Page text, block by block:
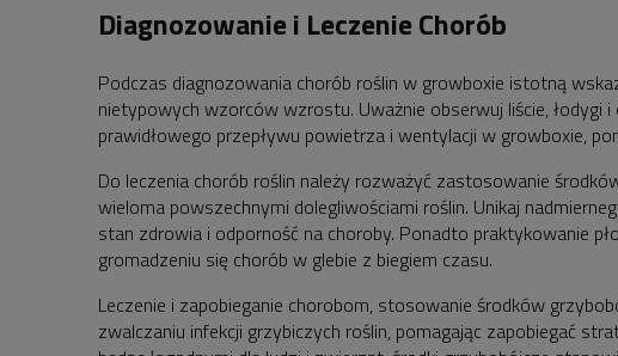
Diagnozowanie i Leczenie Chorób
Podczas diagnozowania chorób roślin w growboxie istotną
nietypowych wzorców wzrostu. Uważnie obserwuj liście,
prawidłowego przepływu powietrza i wentylacji w growboxie,
Do leczenia chorób roślin należy rozważyć zastosowanie
wieloma powszechnymi dolegliwościami roślin. Unikaj
stan zdrowia i odporność na choroby. Ponadto praktykowanie
gromadzeniu się chorób w glebie z biegiem czasu.
Leczenie i zapobieganie chorobom, stosowanie środków
zwalczaniu infekcji grzybiczych roślin, pomagając zapobiegać